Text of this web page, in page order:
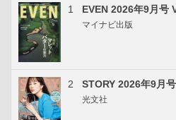
1 EVEN 2026年9月号
マイナビ出版
2 STORY 2026年9月号
光文社